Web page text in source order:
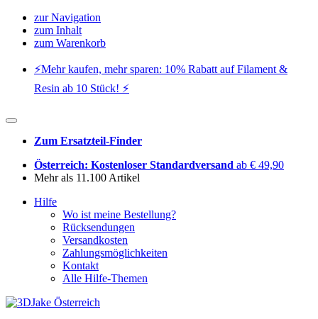
zur Navigation
zum Inhalt
zum Warenkorb
⚡️Mehr kaufen, mehr sparen: 10% Rabatt auf Filament &
Resin ab 10 Stück! ⚡️
Zum Ersatzteil-Finder
Österreich: Kostenloser Standardversand ab € 49,90
Mehr als 11.100 Artikel
Hilfe
Wo ist meine Bestellung?
Rücksendungen
Versandkosten
Zahlungsmöglichkeiten
Kontakt
Alle Hilfe-Themen